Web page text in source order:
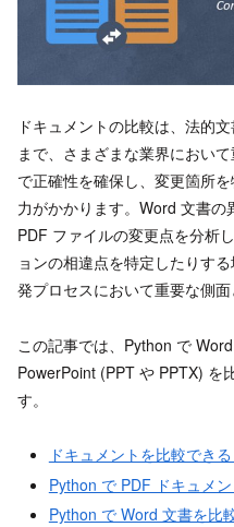
ドキュメントの比較は、法的
まで、さまざまな業界におい
で正確性を確保し、変更箇所
力がかかります。Word 文書の
PDF ファイルの変更点を分析
ョンの相違点を特定したりす
発プロセスにおいて重要な側面
この記事では、Python で
PowerPoint (PPT や PPTX) を
す。
ドキュメントを比較でき
Python で PDF ドキュメ
Python で Word 文書を比